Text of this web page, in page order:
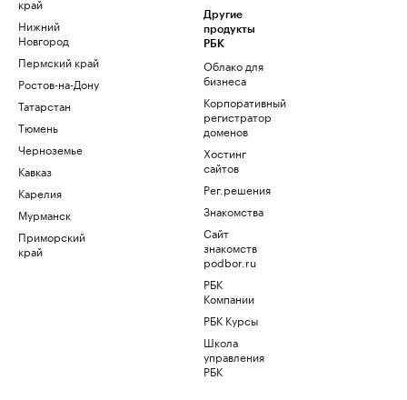
Нижний
Новгород
Пермский край
Ростов-на-Дону
Татарстан
Тюмень
Черноземье
Кавказ
Карелия
Мурманск
Приморский
край
Другие
продукты
РБК
Облако для
бизнеса
Корпоративный
регистратор
доменов
Хостинг
сайтов
Рег.решения
Знакомства
Сайт
знакомств
podbor.ru
РБК
Компании
РБК Курсы
Школа
управления
РБК